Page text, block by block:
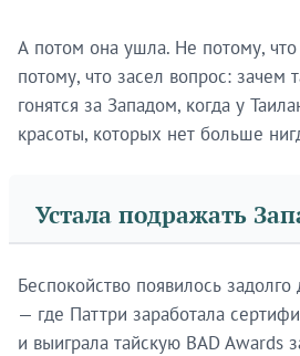
А потом она ушла. Не потому,
потому, что засел вопрос: зачем
гонятся за Западом, когда у
красоты, которых нет больше
Устала подражать
Беспокойство появилось
— где Паттри заработала
и выиграла тайскую BAD Awards